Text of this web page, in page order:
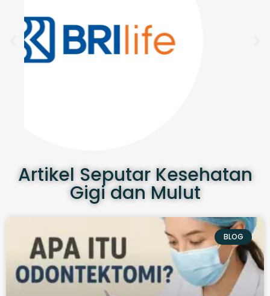
Artikel Seputar Kesehatan
Gigi dan Mulut
BLOG